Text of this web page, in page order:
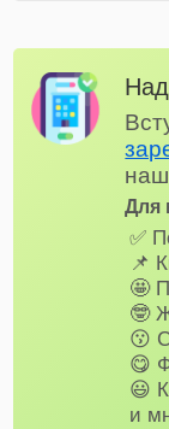
Для
✅
📌
🤩
🤓
😗
😋
😃
и